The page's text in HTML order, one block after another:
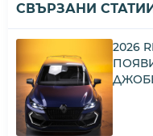
СВЪРЗАНИ
2026